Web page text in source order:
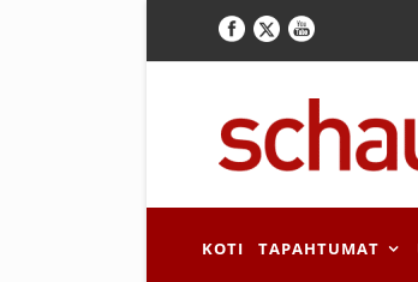
KOTI TAPAHTUMAT